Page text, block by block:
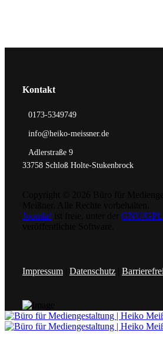
Kontakt
0173-5349749
info@heiko-meissner.de
Adlerstraße 9
33758 Schloß Holte-Stukenbrock
Joomla!
GNU/
Impressum Datenschutz